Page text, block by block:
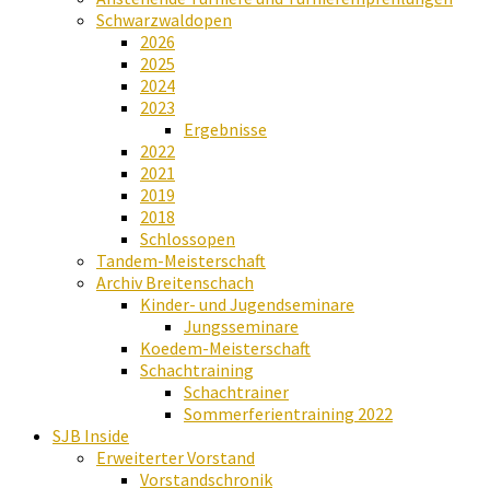
Schwarzwaldopen
2026
2025
2024
2023
Ergebnisse
2022
2021
2019
2018
Schlossopen
Tandem-Meisterschaft
Archiv Breitenschach
Kinder- und Jugendseminare
Jungsseminare
Koedem-Meisterschaft
Schachtraining
Schachtrainer
Sommerferientraining 2022
SJB Inside
Erweiterter Vorstand
Vorstandschronik